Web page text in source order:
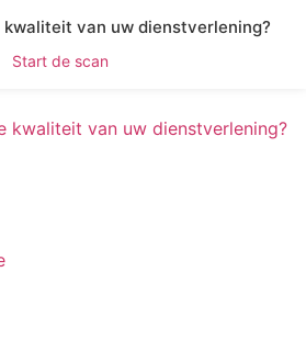
van uw dienstverlening?
Start de scan
kwaliteit van uw dienstverlening?